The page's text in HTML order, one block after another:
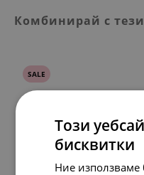
Комбинирай с
SALE
Този
бисквитки
Ние използваме